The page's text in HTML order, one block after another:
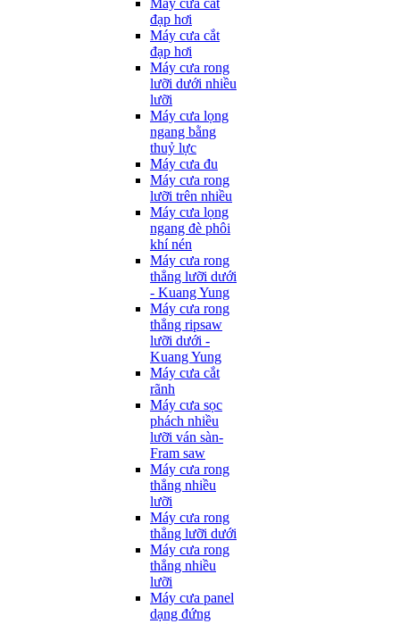
Máy cưa cắt
đạp hơi
Máy cưa cắt
đạp hơi
Máy cưa rong
lưỡi dưới nhiều
lưỡi
Máy cưa lọng
ngang bằng
thuỷ lực
Máy cưa đu
Máy cưa rong
lưỡi trên nhiều
Máy cưa lọng
ngang đè phôi
khí nén
Máy cưa rong
thẳng lưỡi dưới
- Kuang Yung
Máy cưa rong
thẳng ripsaw
lưỡi dưới -
Kuang Yung
Máy cưa cắt
rãnh
Máy cưa sọc
phách nhiều
lưỡi ván sàn-
Fram saw
Máy cưa rong
thẳng nhiều
lưỡi
Máy cưa rong
thẳng lưỡi dưới
Máy cưa rong
thẳng nhiều
lưỡi
Máy cưa panel
dạng đứng